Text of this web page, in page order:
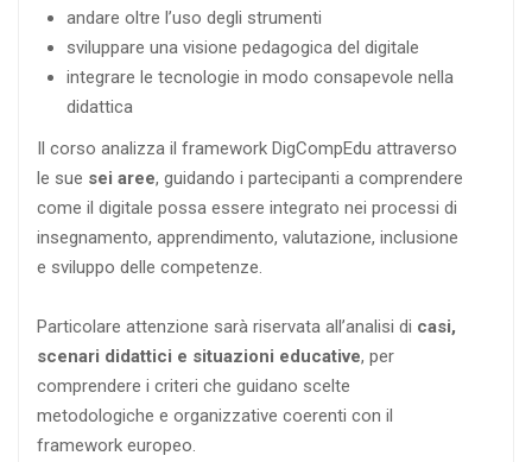
andare oltre l’uso degli strumenti
sviluppare una visione pedagogica del digitale
integrare le tecnologie in modo consapevole nella
didattica
Il corso analizza il framework DigCompEdu attraverso
le sue sei aree, guidando i partecipanti a comprendere
come il digitale possa essere integrato nei processi di
insegnamento, apprendimento, valutazione, inclusione
e sviluppo delle competenze.
Particolare attenzione sarà riservata all’analisi di casi,
scenari didattici e situazioni educative, per
comprendere i criteri che guidano scelte
metodologiche e organizzative coerenti con il
framework europeo.